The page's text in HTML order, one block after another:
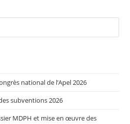
national de l’Apel 2026
subventions 2026
MDPH et mise en œuvre des